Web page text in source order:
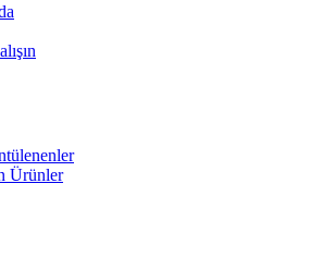
Ürünler